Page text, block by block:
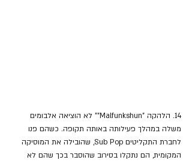
14. הלהקה "Malfunkshun"" לא הוציאה אלבומים
משלה במהלך פעילותה באותה תקופה. כשהם פנו
לחברת התקליטים Sub Pop, שהובילה את המוסיקה
המקומית, הם נתקלו בסירוב שהוסבר בכך שהם לא